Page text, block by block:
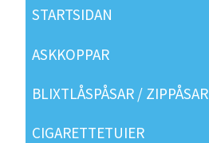
STARTSIDAN
ASKKOPPAR
BLIXTLÅSPÅSAR / ZIPPÅSAR
CIGARETTETUIER